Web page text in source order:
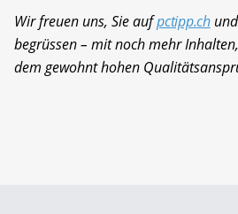
Wir freuen uns, Sie aufpctipp.chund
begrüssen – mit noch mehr
dem gewohnt hohen